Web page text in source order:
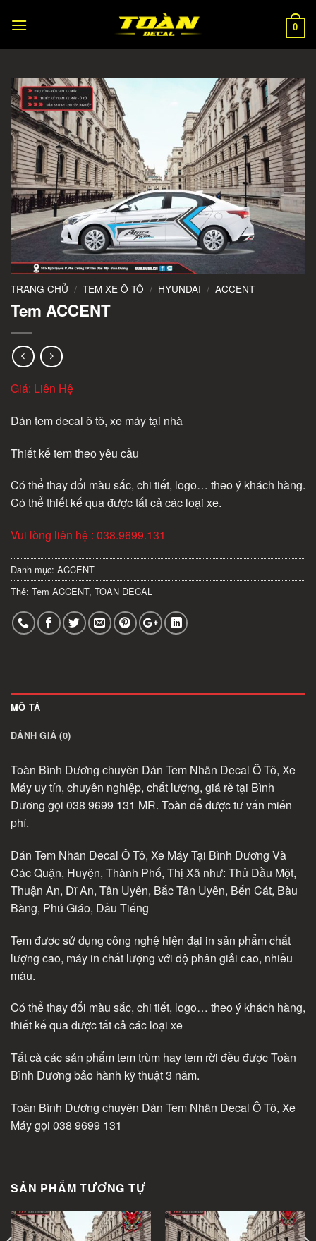
0
TRANG CHỦ / TEM XE Ô TÔ / HYUNDAI / ACCENT
Tem ACCENT
Giá: Liên Hệ
Dán tem decal ô tô, xe máy tại nhà
Thiết kế tem theo yêu cầu
Có thể thay đổi màu sắc, chi tiết, logo… theo ý khách hàng.
Có thể thiết kế qua được tất cả các loại xe.
Vui lòng liên hệ : 038.9699.131
Danh mục: ACCENT
Thẻ: Tem ACCENT, TOAN DECAL
MÔ TẢ
ĐÁNH GIÁ (0)
Toàn Bình Dương chuyên Dán Tem Nhãn Decal Ô Tô, Xe
Máy uy tín, chuyên nghiệp, chất lượng, giá rẻ tại Bình
Dương gọi 038 9699 131 MR. Toàn để được tư vấn miến
phí.
Dán Tem Nhãn Decal Ô Tô, Xe Máy Tại Bình Dương Và
Các Quận, Huyện, Thành Phố, Thị Xã như: Thủ Dầu Một,
Thuận An, Dĩ An, Tân Uyên, Bắc Tân Uyên, Bến Cát, Bàu
Bàng, Phú Giáo, Dầu Tiếng
Tem được sử dụng công nghệ hiện đại in sản phẩm chất
lượng cao, máy in chất lượng với độ phân giải cao, nhiều
màu.
Có thể thay đổi màu sắc, chi tiết, logo… theo ý khách hàng,
thiết kế qua được tất cả các loại xe
Tất cả các sản phẩm tem trùm hay tem rời đều được Toàn
Bình Dương bảo hành kỹ thuật 3 năm.
Toàn Bình Dương chuyên Dán Tem Nhãn Decal Ô Tô, Xe
Máy gọi 038 9699 131
SẢN PHẨM TƯƠNG TỰ